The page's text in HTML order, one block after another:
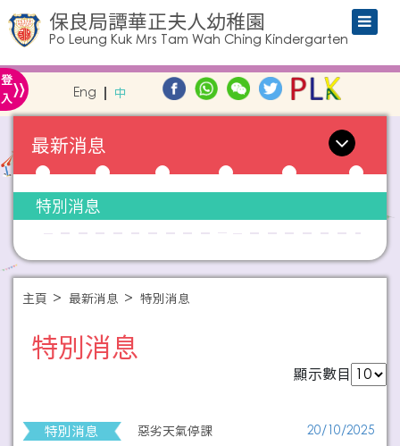
保良局譚華正夫人幼稚園
Po Leung Kuk Mrs Tam Wah Ching Kindergarten
登
入» Eng 中
最新消息
特別消息
主頁 最新消息 特別消息
特別消息
顯示數目
特別消息 惡劣天氣停課 20/10/2025